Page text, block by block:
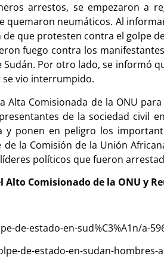
arrestos, se empezaron a
quemaron neumáticos. Al
que protesten contra el golpe
fuego contra los
Sudán. Por otro lado, se informó
vio interrumpido.
Alta Comisionada de la ONU
de la sociedad civil
y ponen en peligro los
la Comisión de la Unión
políticos que fueron
Alto Comisionado de la ONU y
de-estado-en-sud%C3%A1n/a-
de-estado-en-sudan-hombres-